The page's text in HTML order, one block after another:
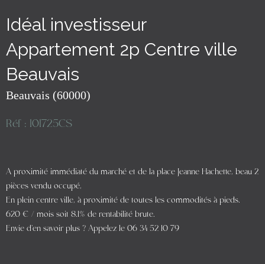
Idéal investisseur
Appartement 2p Centre ville
Beauvais
Beauvais (60000)
Réf : 101725CS
A proximité immédiaté du marché et de la place Jeanne Hachette, beau 2
pièces vendu occupé,
En plein centre ville, à proximité de toutes les commodités à pieds.
620 € / mois soit 8.1% de rentabilité brute.
Envie d'en savoir plus ? Appelez le 06 34 52 10 79